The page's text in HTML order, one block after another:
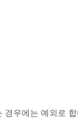
경우에는 예외로